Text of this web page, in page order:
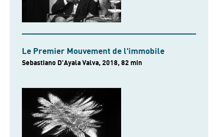
Le Premier Mouvement de l'immobile
Sebastiano D'Ayala Valva, 2018, 82 min